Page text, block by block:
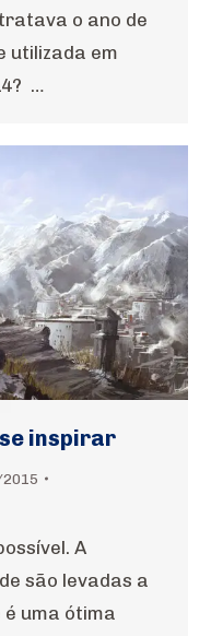
o ano de
utilizada em
…
inspirar
A
são levadas a
uma ótima